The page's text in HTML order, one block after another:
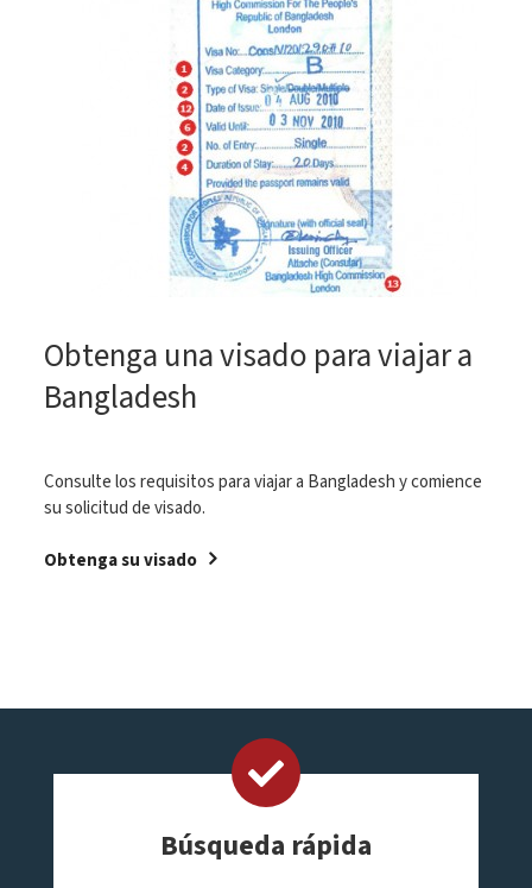
Obtenga una visado para viajar a
Bangladesh
Consulte los requisitos para viajar a Bangladesh y comience
su solicitud de visado.
Obtenga su visado
Búsqueda rápida